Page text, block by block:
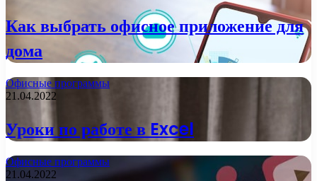
Как выбрать офисное приложение для
дома
Офисные программы
21.04.2022
Уроки по работе в Excel
Офисные программы
21.04.2022